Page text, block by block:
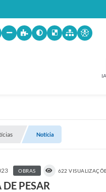
Notícia
OBRAS 622
PESAR